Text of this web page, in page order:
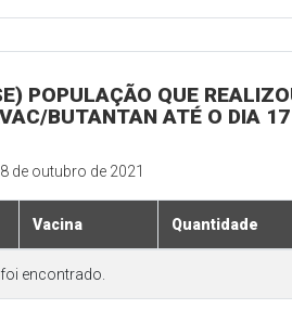
POPULAÇÃO QUE
BUTANTAN ATÉ O DIA
8 de outubro de 2021
Vacina Quantidade
encontrado.